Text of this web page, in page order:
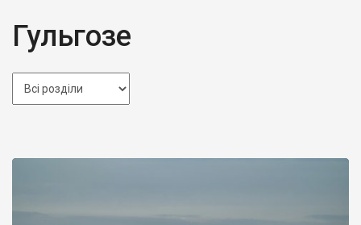
Гульгозе